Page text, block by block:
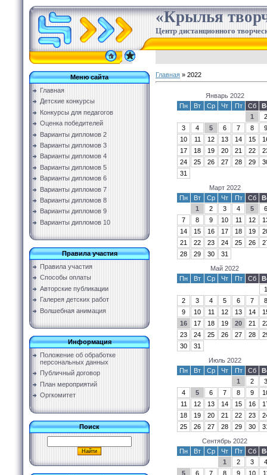
«Крылья
Центр дистанционного
Меню сайта
Главная
Детские конкурсы
Конкурсы для педагогов
Оценка победителей
Варианты дипломов 2
Варианты дипломов 3
Варианты дипломов 4
Варианты дипломов 5
Варианты дипломов 6
Варианты дипломов 7
Варианты дипломов 8
Варианты дипломов 9
Варианты дипломов 10
Правила участия
Правила участия
Способы оплаты
Авторские публикации
Галерея детских работ
Волшебная анимация
Информация
Положение об обработке
персональных данных
Публичный договор
План мероприятий
Оргкомитет
Поиск
Главная » 2022
Январь 2022
Пн
Вт Ср Чт Пт Сб
1
2
3
4 5 6 7 8
9
10
11 12 13 14 15
17
18 19 20 21 22
24
25 26 27 28 29
31
Март 2022
Пн
Вт Ср Чт Пт Сб
1
2 3 4 5
6
7
8 9 10 11 12
14
15 16 17 18 19
21
22 23 24 25 26
28
29 30
31
Май 2022
Пн
Вт Ср Чт Пт Сб
1
2
3 4 5 6 7
8
9
10 11 12 13 14
16
17 18 19 20 21
23
24 25 26 27 28
30
31
Июль 2022
Пн
Вт Ср Чт Пт Сб
1
2
3
4
5 6 7 8 9
11
12 13 14 15 16
18
19 20 21 22 23
25
26 27 28 29 30
Сентябрь 2022
Пн
Вт Ср Чт Пт Сб
1
2 3
4
5
6 7 8 9 10